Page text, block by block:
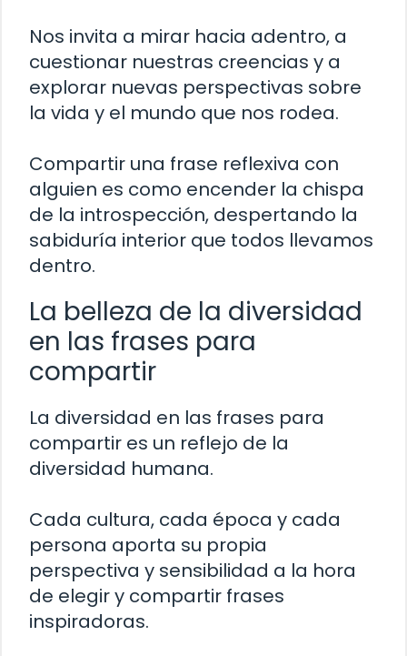
Nos invita a mirar hacia adentro, a
cuestionar nuestras creencias y a
explorar nuevas perspectivas sobre
la vida y el mundo que nos rodea.
Compartir una frase reflexiva con
alguien es como encender la chispa
de la introspección, despertando la
sabiduría interior que todos llevamos
dentro.
La belleza de la diversidad
en las frases para
compartir
La diversidad en las frases para
compartir es un reflejo de la
diversidad humana.
Cada cultura, cada época y cada
persona aporta su propia
perspectiva y sensibilidad a la hora
de elegir y compartir frases
inspiradoras.